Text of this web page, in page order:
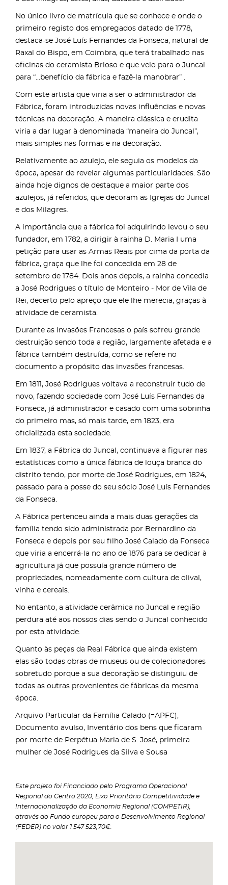
No único livro de matrícula que se conhece e onde o
primeiro registo dos empregados datado de 1778,
destaca-se José Luís Fernandes da Fonseca, natural de
Raxal do Bispo, em Coimbra, que terá trabalhado nas
oficinas do ceramista Brioso e que veio para o Juncal
para “...benefício da fábrica e fazê-la manobrar” .
Com este artista que viria a ser o administrador da
Fábrica, foram introduzidas novas influências e novas
técnicas na decoração. A maneira clássica e erudita
viria a dar lugar à denominada “maneira do Juncal”,
mais simples nas formas e na decoração.
Relativamente ao azulejo, ele seguia os modelos da
época, apesar de revelar algumas particularidades. São
ainda hoje dignos de destaque a maior parte dos
azulejos, já referidos, que decoram as Igrejas do Juncal
e dos Milagres.
A importância que a fábrica foi adquirindo levou o seu
fundador, em 1782, a dirigir à rainha D. Maria I uma
petição para usar as Armas Reais por cima da porta da
fábrica, graça que lhe foi concedida em 28 de
setembro de 1784. Dois anos depois, a rainha concedia
a José Rodrigues o título de Monteiro - Mor de Vila de
Rei, decerto pelo apreço que ele lhe merecia, graças à
atividade de ceramista.
Durante as Invasões Francesas o país sofreu grande
destruição sendo toda a região, largamente afetada e a
fábrica também destruída, como se refere no
documento a propósito das invasões francesas.
Em 1811, José Rodrigues voltava a reconstruir tudo de
novo, fazendo sociedade com José Luís Fernandes da
Fonseca, já administrador e casado com uma sobrinha
do primeiro mas, só mais tarde, em 1823, era
oficializada esta sociedade.
Em 1837, a Fábrica do Juncal, continuava a figurar nas
estatísticas como a única fábrica de louça branca do
distrito tendo, por morte de José Rodrigues, em 1824,
passado para a posse do seu sócio José Luís Fernandes
da Fonseca.
A Fábrica pertenceu ainda a mais duas gerações da
família tendo sido administrada por Bernardino da
Fonseca e depois por seu filho José Calado da Fonseca
que viria a encerrá-la no ano de 1876 para se dedicar à
agricultura já que possuía grande número de
propriedades, nomeadamente com cultura de olival,
vinha e cereais.
No entanto, a atividade cerâmica no Juncal e região
perdura até aos nossos dias sendo o Juncal conhecido
por esta atividade.
Quanto às peças da Real Fábrica que ainda existem
elas são todas obras de museus ou de colecionadores
sobretudo porque a sua decoração se distinguiu de
todas as outras provenientes de fábricas da mesma
época.
Arquivo Particular da Família Calado (=APFC),
Documento avulso, Inventário dos bens que ficaram
por morte de Perpétua Maria de S. José, primeira
mulher de José Rodrigues da Silva e Sousa
Este projeto foi Financiado pelo Programa Operacional
Regional do Centro 2020, Eixo Prioritário Competitividade e
Internacionalização da Economia Regional (COMPETIR),
através do Fundo europeu para o Desenvolvimento Regional
(FEDER) no valor 1 547 523,70€.